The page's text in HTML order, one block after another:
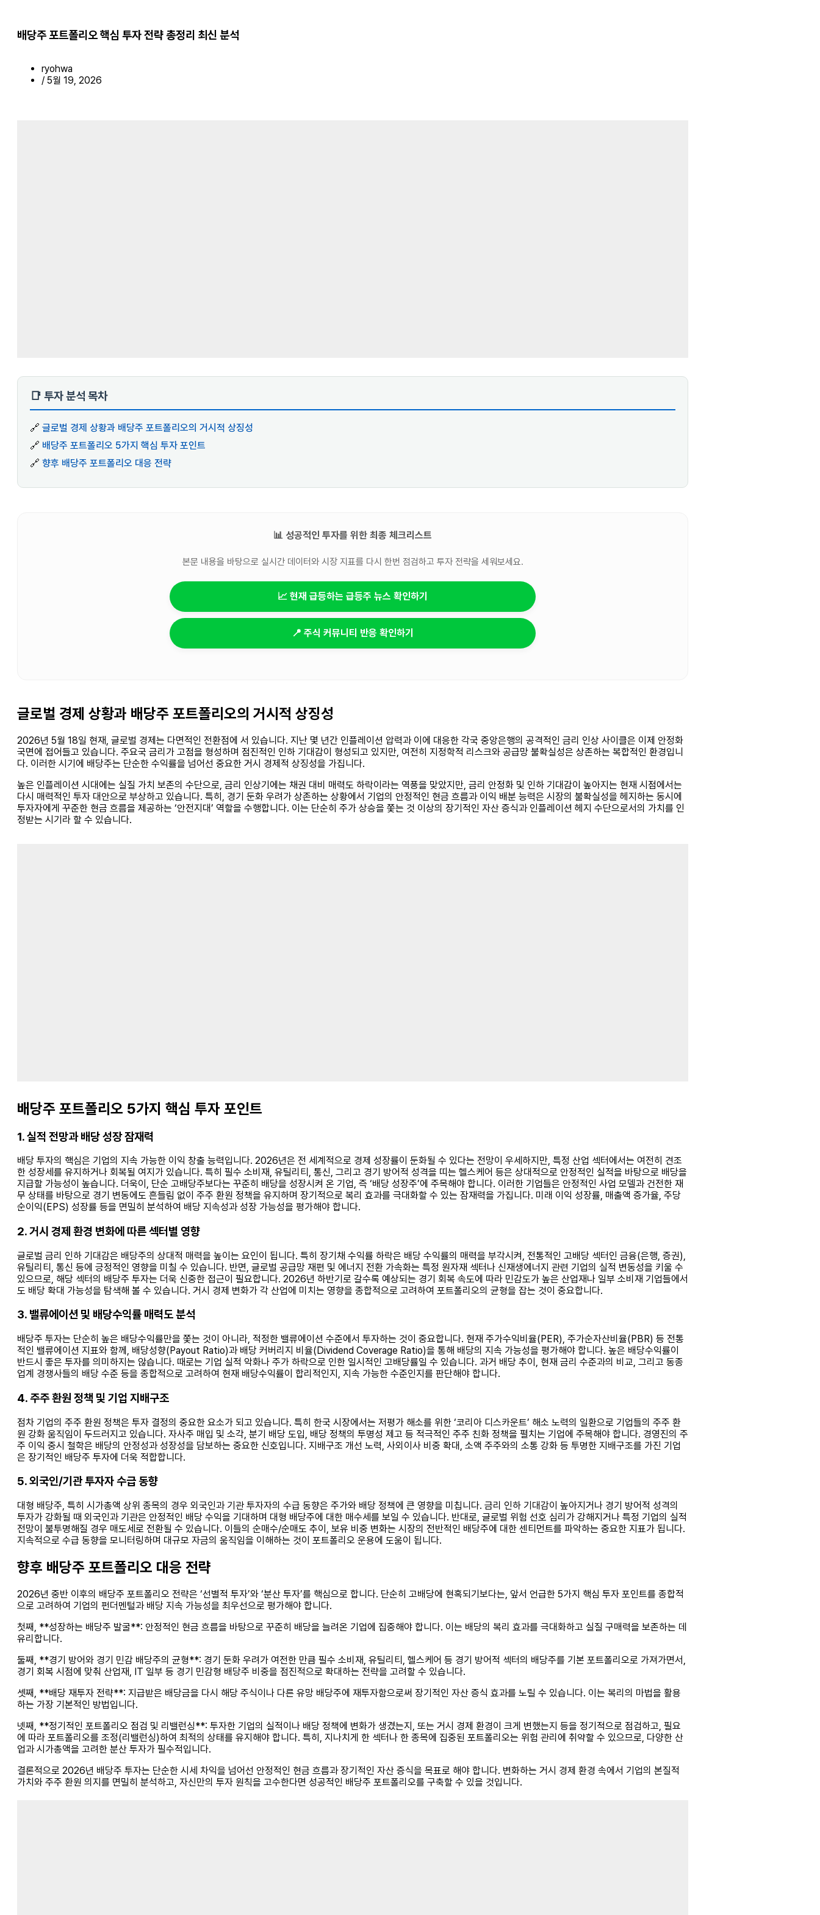
배당주 포트폴리오 핵심 투자 전략 총정리 최신 분석
ryohwa
/ 5월 19, 2026
📑 투자 분석 목차
🔗 글로벌 경제 상황과 배당주 포트폴리오의 거시적 상징성
🔗 배당주 포트폴리오 5가지 핵심 투자 포인트
🔗 향후 배당주 포트폴리오 대응 전략
📊 성공적인 투자를 위한 최종 체크리스트
본문 내용을 바탕으로 실시간 데이터와 시장 지표를 다시 한번 점검하고 투자 전략을 세워보세요.
📈 현재 급등하는 급등주 뉴스 확인하기
📍 주식 커뮤니티 반응 확인하기
글로벌 경제 상황과 배당주 포트폴리오의 거시적 상징성
2026년 5월 18일 현재, 글로벌 경제는 다면적인 전환점에 서 있습니다. 지난 몇 년간 인플레이션 압력과 이에 대응한 각국 중앙은행의 공격적인 금리 인상 사이클은 이제 안정화
국면에 접어들고 있습니다. 주요국 금리가 고점을 형성하며 점진적인 인하 기대감이 형성되고 있지만, 여전히 지정학적 리스크와 공급망 불확실성은 상존하는 복합적인 환경입니
다. 이러한 시기에 배당주는 단순한 수익률을 넘어선 중요한 거시 경제적 상징성을 가집니다.
높은 인플레이션 시대에는 실질 가치 보존의 수단으로, 금리 인상기에는 채권 대비 매력도 하락이라는 역풍을 맞았지만, 금리 안정화 및 인하 기대감이 높아지는 현재 시점에서는
다시 매력적인 투자 대안으로 부상하고 있습니다. 특히, 경기 둔화 우려가 상존하는 상황에서 기업의 안정적인 현금 흐름과 이익 배분 능력은 시장의 불확실성을 헤지하는 동시에
투자자에게 꾸준한 현금 흐름을 제공하는 ‘안전지대’ 역할을 수행합니다. 이는 단순히 주가 상승을 쫓는 것 이상의 장기적인 자산 증식과 인플레이션 헤지 수단으로서의 가치를 인
정받는 시기라 할 수 있습니다.
배당주 포트폴리오 5가지 핵심 투자 포인트
1. 실적 전망과 배당 성장 잠재력
배당 투자의 핵심은 기업의 지속 가능한 이익 창출 능력입니다. 2026년은 전 세계적으로 경제 성장률이 둔화될 수 있다는 전망이 우세하지만, 특정 산업 섹터에서는 여전히 견조
한 성장세를 유지하거나 회복될 여지가 있습니다. 특히 필수 소비재, 유틸리티, 통신, 그리고 경기 방어적 성격을 띠는 헬스케어 등은 상대적으로 안정적인 실적을 바탕으로 배당을
지급할 가능성이 높습니다. 더욱이, 단순 고배당주보다는 꾸준히 배당을 성장시켜 온 기업, 즉 ‘배당 성장주’에 주목해야 합니다. 이러한 기업들은 안정적인 사업 모델과 건전한 재
무 상태를 바탕으로 경기 변동에도 흔들림 없이 주주 환원 정책을 유지하며 장기적으로 복리 효과를 극대화할 수 있는 잠재력을 가집니다. 미래 이익 성장률, 매출액 증가율, 주당
순이익(EPS) 성장률 등을 면밀히 분석하여 배당 지속성과 성장 가능성을 평가해야 합니다.
2. 거시 경제 환경 변화에 따른 섹터별 영향
글로벌 금리 인하 기대감은 배당주의 상대적 매력을 높이는 요인이 됩니다. 특히 장기채 수익률 하락은 배당 수익률의 매력을 부각시켜, 전통적인 고배당 섹터인 금융(은행, 증권),
유틸리티, 통신 등에 긍정적인 영향을 미칠 수 있습니다. 반면, 글로벌 공급망 재편 및 에너지 전환 가속화는 특정 원자재 섹터나 신재생에너지 관련 기업의 실적 변동성을 키울 수
있으므로, 해당 섹터의 배당주 투자는 더욱 신중한 접근이 필요합니다. 2026년 하반기로 갈수록 예상되는 경기 회복 속도에 따라 민감도가 높은 산업재나 일부 소비재 기업들에서
도 배당 확대 가능성을 탐색해 볼 수 있습니다. 거시 경제 변화가 각 산업에 미치는 영향을 종합적으로 고려하여 포트폴리오의 균형을 잡는 것이 중요합니다.
3. 밸류에이션 및 배당수익률 매력도 분석
배당주 투자는 단순히 높은 배당수익률만을 쫓는 것이 아니라, 적정한 밸류에이션 수준에서 투자하는 것이 중요합니다. 현재 주가수익비율(PER), 주가순자산비율(PBR) 등 전통
적인 밸류에이션 지표와 함께, 배당성향(Payout Ratio)과 배당 커버리지 비율(Dividend Coverage Ratio)을 통해 배당의 지속 가능성을 평가해야 합니다. 높은 배당수익률이
반드시 좋은 투자를 의미하지는 않습니다. 때로는 기업 실적 악화나 주가 하락으로 인한 일시적인 고배당률일 수 있습니다. 과거 배당 추이, 현재 금리 수준과의 비교, 그리고 동종
업계 경쟁사들의 배당 수준 등을 종합적으로 고려하여 현재 배당수익률이 합리적인지, 지속 가능한 수준인지를 판단해야 합니다.
4. 주주 환원 정책 및 기업 지배구조
점차 기업의 주주 환원 정책은 투자 결정의 중요한 요소가 되고 있습니다. 특히 한국 시장에서는 저평가 해소를 위한 ‘코리아 디스카운트’ 해소 노력의 일환으로 기업들의 주주 환
원 강화 움직임이 두드러지고 있습니다. 자사주 매입 및 소각, 분기 배당 도입, 배당 정책의 투명성 제고 등 적극적인 주주 친화 정책을 펼치는 기업에 주목해야 합니다. 경영진의 주
주 이익 중시 철학은 배당의 안정성과 성장성을 담보하는 중요한 신호입니다. 지배구조 개선 노력, 사외이사 비중 확대, 소액 주주와의 소통 강화 등 투명한 지배구조를 가진 기업
은 장기적인 배당주 투자에 더욱 적합합니다.
5. 외국인/기관 투자자 수급 동향
대형 배당주, 특히 시가총액 상위 종목의 경우 외국인과 기관 투자자의 수급 동향은 주가와 배당 정책에 큰 영향을 미칩니다. 금리 인하 기대감이 높아지거나 경기 방어적 성격의
투자가 강화될 때 외국인과 기관은 안정적인 배당 수익을 기대하며 대형 배당주에 대한 매수세를 보일 수 있습니다. 반대로, 글로벌 위험 선호 심리가 강해지거나 특정 기업의 실적
전망이 불투명해질 경우 매도세로 전환될 수 있습니다. 이들의 순매수/순매도 추이, 보유 비중 변화는 시장의 전반적인 배당주에 대한 센티먼트를 파악하는 중요한 지표가 됩니다.
지속적으로 수급 동향을 모니터링하며 대규모 자금의 움직임을 이해하는 것이 포트폴리오 운용에 도움이 됩니다.
향후 배당주 포트폴리오 대응 전략
2026년 중반 이후의 배당주 포트폴리오 전략은 ‘선별적 투자’와 ‘분산 투자’를 핵심으로 합니다. 단순히 고배당에 현혹되기보다는, 앞서 언급한 5가지 핵심 투자 포인트를 종합적
으로 고려하여 기업의 펀더멘털과 배당 지속 가능성을 최우선으로 평가해야 합니다.
첫째, **성장하는 배당주 발굴**: 안정적인 현금 흐름을 바탕으로 꾸준히 배당을 늘려온 기업에 집중해야 합니다. 이는 배당의 복리 효과를 극대화하고 실질 구매력을 보존하는 데
유리합니다.
둘째, **경기 방어와 경기 민감 배당주의 균형**: 경기 둔화 우려가 여전한 만큼 필수 소비재, 유틸리티, 헬스케어 등 경기 방어적 섹터의 배당주를 기본 포트폴리오로 가져가면서,
경기 회복 시점에 맞춰 산업재, IT 일부 등 경기 민감형 배당주 비중을 점진적으로 확대하는 전략을 고려할 수 있습니다.
셋째, **배당 재투자 전략**: 지급받은 배당금을 다시 해당 주식이나 다른 유망 배당주에 재투자함으로써 장기적인 자산 증식 효과를 노릴 수 있습니다. 이는 복리의 마법을 활용
하는 가장 기본적인 방법입니다.
넷째, **정기적인 포트폴리오 점검 및 리밸런싱**: 투자한 기업의 실적이나 배당 정책에 변화가 생겼는지, 또는 거시 경제 환경이 크게 변했는지 등을 정기적으로 점검하고, 필요
에 따라 포트폴리오를 조정(리밸런싱)하여 최적의 상태를 유지해야 합니다. 특히, 지나치게 한 섹터나 한 종목에 집중된 포트폴리오는 위험 관리에 취약할 수 있으므로, 다양한 산
업과 시가총액을 고려한 분산 투자가 필수적입니다.
결론적으로 2026년 배당주 투자는 단순한 시세 차익을 넘어선 안정적인 현금 흐름과 장기적인 자산 증식을 목표로 해야 합니다. 변화하는 거시 경제 환경 속에서 기업의 본질적
가치와 주주 환원 의지를 면밀히 분석하고, 자신만의 투자 원칙을 고수한다면 성공적인 배당주 포트폴리오를 구축할 수 있을 것입니다.